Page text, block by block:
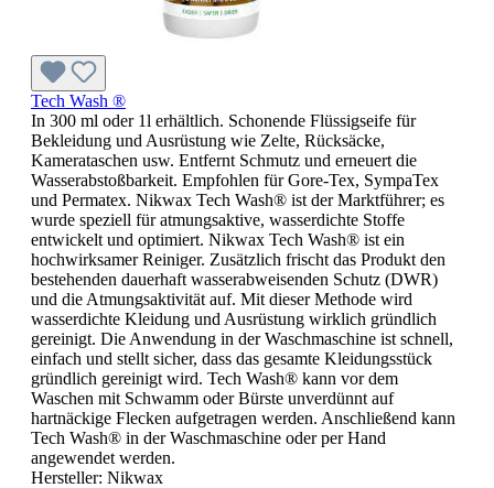
Tech Wash ®
In 300 ml oder 1l erhältlich. Schonende Flüssigseife für
Bekleidung und Ausrüstung wie Zelte, Rücksäcke,
Kamerataschen usw. Entfernt Schmutz und erneuert die
Wasserabstoßbarkeit. Empfohlen für Gore-Tex, SympaTex
und Permatex. Nikwax Tech Wash® ist der Marktführer; es
wurde speziell für atmungsaktive, wasserdichte Stoffe
entwickelt und optimiert. Nikwax Tech Wash® ist ein
hochwirksamer Reiniger. Zusätzlich frischt das Produkt den
bestehenden dauerhaft wasserabweisenden Schutz (DWR)
und die Atmungsaktivität auf. Mit dieser Methode wird
wasserdichte Kleidung und Ausrüstung wirklich gründlich
gereinigt. Die Anwendung in der Waschmaschine ist schnell,
einfach und stellt sicher, dass das gesamte Kleidungsstück
gründlich gereinigt wird. Tech Wash® kann vor dem
Waschen mit Schwamm oder Bürste unverdünnt auf
hartnäckige Flecken aufgetragen werden. Anschließend kann
Tech Wash® in der Waschmaschine oder per Hand
angewendet werden.
Hersteller: Nikwax